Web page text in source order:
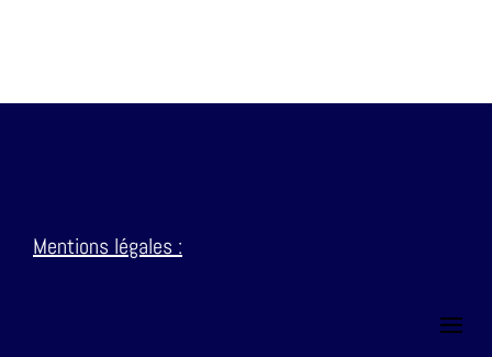
Mentions légales :